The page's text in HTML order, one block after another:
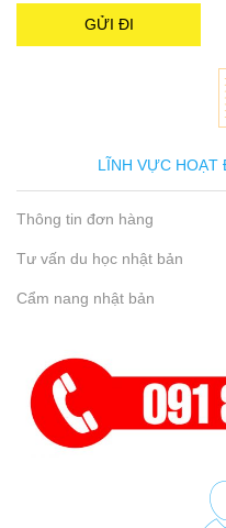
LĨNH VỰC HOẠT
Thông tin đơn hàng
Tư vấn du học nhật bản
Cẩm nang nhật bản